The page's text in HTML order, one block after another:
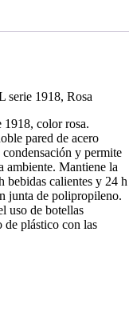
serie 1918, Rosa
1918, color rosa.
pared de acero
y permite
ambiente. Mantiene la
bebidas calientes y 24 h
junta de polipropileno.
uso de botellas
de plástico con las